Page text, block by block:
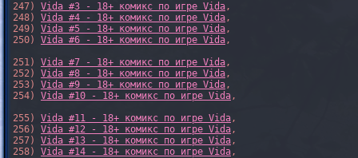
247) Vida #3 - 18+ комикс по игре Vida,
248) Vida #4 - 18+ комикс по игре Vida,
249) Vida #5 - 18+ комикс по игре Vida,
250) Vida #6 - 18+ комикс по игре Vida,
251) Vida #7 - 18+ комикс по игре Vida,
252) Vida #8 - 18+ комикс по игре Vida,
253) Vida #9 - 18+ комикс по игре Vida,
254) Vida #10 - 18+ комикс по игре Vida,
255) Vida #11 - 18+ комикс по игре Vida,
256) Vida #12 - 18+ комикс по игре Vida,
257) Vida #13 - 18+ комикс по игре Vida,
258) Vida #14 - 18+ комикс по игре Vida,